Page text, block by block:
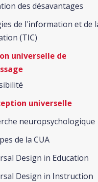
des désavantages
de l'information et de
(TIC)
universelle de
universelle
neuropsychologique
de la CUA
Design in Education
Design in Instruction